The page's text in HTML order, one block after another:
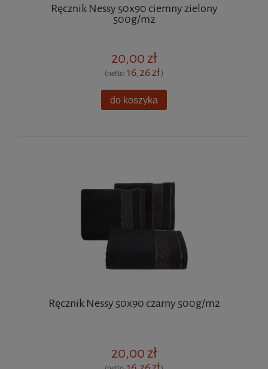
Ręcznik Nessy 50x90 ciemny zielony
500g/m2
20,00 zł
(netto:16,26 zł)
do koszyka
Ręcznik Nessy 50x90 czarny 500g/m2
20,00 zł